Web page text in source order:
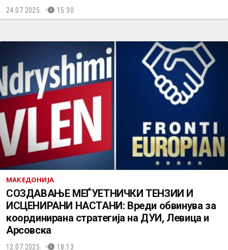
24.07.2025. 15:30
МАКЕДОНИЈА
СОЗДАВАЊЕ МЕЃУЕТНИЧКИ ТЕНЗИИ И
ИСЦЕНИРАНИ НАСТАНИ: Вреди обвинува за
координирана стратегија на ДУИ, Левица и
Арсовска
12.07.2025. 18:13